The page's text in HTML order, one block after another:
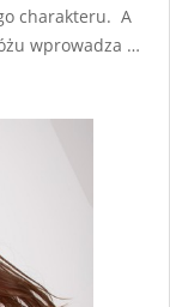
charakteru. A
wprowadza …